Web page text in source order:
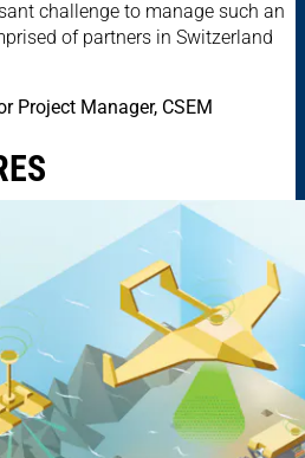
challenge to manage such an
of partners in Switzerland
Project Manager, CSEM